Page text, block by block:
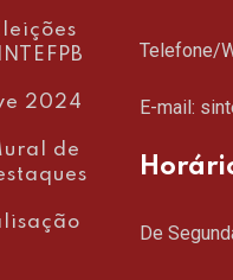
2024
de
Telefone/
E-mail:
De